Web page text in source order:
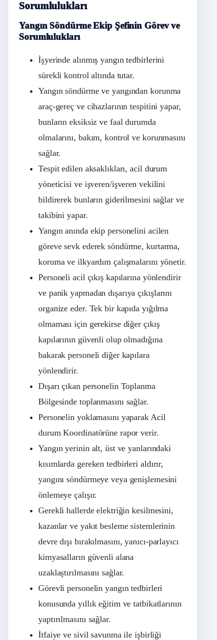
Sorumlulukları
Yangın Söndürme Ekip Şefinin Görev ve
Sorumlulukları
İşyerinde alınmış yangın tedbirlerini
sürekli kontrol altında tutar.
Yangın söndürme ve yangından korunma
araç-gereç ve cihazlarının tespitini yapar,
bunların eksiksiz ve faal durumda
olmalarını, bakım, kontrol ve korunmasını
sağlar.
Tespit edilen aksaklıkları, acil durum
yöneticisi ve işveren/işveren vekilini
bildirerek bunların giderilmesini sağlar ve
takibini yapar.
Yangın anında ekip personelini acilen
göreve sevk ederek söndürme, kurtarma,
koruma ve ilkyardım çalışmalarını yönetir.
Personeli acil çıkış kapılarına yönlendirir
ve panik yapmadan dışarıya çıkışlarını
organize eder. Tek bir kapıda yığılma
olmaması için gerekirse diğer çıkış
kapılarının güvenli olup olmadığına
bakarak personeli diğer kapılara
yönlendirir.
Dışarı çıkan personelin Toplanma
Bölgesinde toplanmasını sağlar.
Personelin yoklamasını yaparak Acil
durum Koordinatörüne rapor verir.
Yangın yerinin alt, üst ve yanlarındaki
kısımlarda gereken tedbirleri aldırır,
yangını söndürmeye veya genişlemesini
önlemeye çalışır.
Gerekli hallerde elektriğin kesilmesini,
kazanlar ve yakıt besleme sistemlerinin
devre dışı bırakılmasını, yanıcı-parlayıcı
kimyasalların güvenli alana
uzaklaştırılmasını sağlar.
Görevli personelin yangın tedbirleri
konusunda yıllık eğitim ve tatbikatlarının
yaptırılmasını sağlar.
İtfaiye ve sivil savunma ile işbirliği